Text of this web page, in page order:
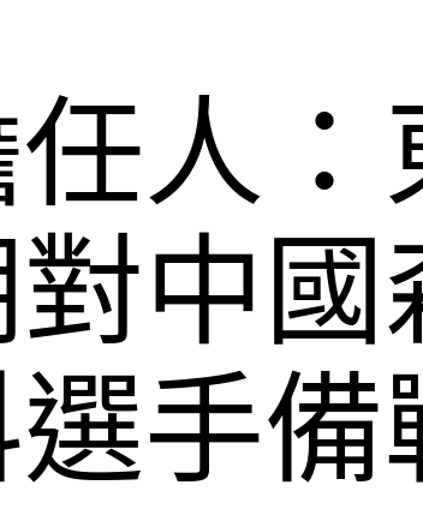
人：
中國
手備